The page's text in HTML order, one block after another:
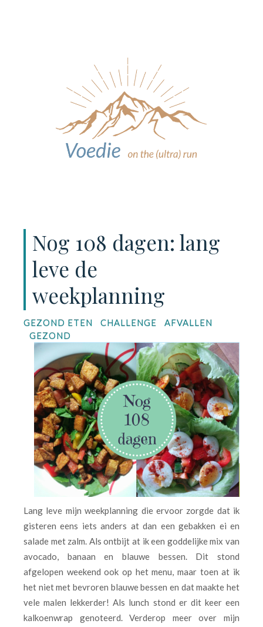
Nog 108 dagen: lang
leve de
weekplanning
GEZOND ETEN CHALLENGE
AFVALLEN
GEZOND
Lang leve mijn weekplanning die ervoor zorgde dat ik
gisteren eens iets anders at dan een gebakken ei en
salade met zalm. Als ontbijt at ik een goddelijke mix van
avocado, banaan en blauwe bessen. Dit stond
afgelopen weekend ook op het menu, maar toen at ik
het niet met bevroren blauwe bessen en dat maakte het
vele malen lekkerder! Als lunch stond er dit keer een
kalkoenwrap genoteerd. Verderop meer over mijn